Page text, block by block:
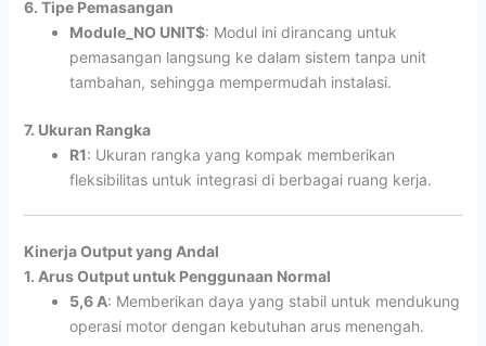
6. Tipe Pemasangan
Module_NO UNIT$: Modul ini dirancang untuk
pemasangan langsung ke dalam sistem tanpa unit
tambahan, sehingga mempermudah instalasi.
7. Ukuran Rangka
R1: Ukuran rangka yang kompak memberikan
fleksibilitas untuk integrasi di berbagai ruang kerja.
Kinerja Output yang Andal
1. Arus Output untuk Penggunaan Normal
5,6 A: Memberikan daya yang stabil untuk mendukung
operasi motor dengan kebutuhan arus menengah.